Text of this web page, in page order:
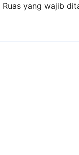
Ruas yang wajib